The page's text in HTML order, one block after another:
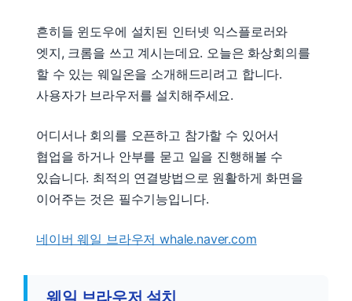
흔히들 윈도우에 설치된 인터넷 익스플로러와
엣지, 크롬을 쓰고 계시는데요. 오늘은 화상회의를
할 수 있는 웨일온을 소개해드리려고 합니다.
사용자가 브라우저를 설치해주세요.
어디서나 회의를 오픈하고 참가할 수 있어서
협업을 하거나 안부를 묻고 일을 진행해볼 수
있습니다. 최적의 연결방법으로 원활하게 화면을
이어주는 것은 필수기능입니다.
네이버 웨일 브라우저 whale.naver.com
웨일 브라우저 설치